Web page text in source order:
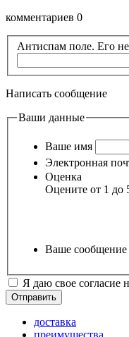
комментариев 0
Антиспам поле. Его
Написать сообщение
Ваши данные
Ваше имя
Электронная
Оценка
Оцените от 1 до
Ваше сообщение
Я даю свое согласие
доставка
преимущества